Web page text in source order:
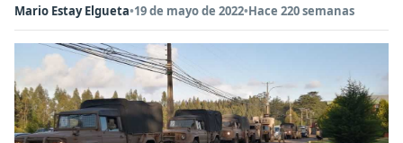
Mario Estay Elgueta•19 de mayo de 2022•Hace 220 semanas